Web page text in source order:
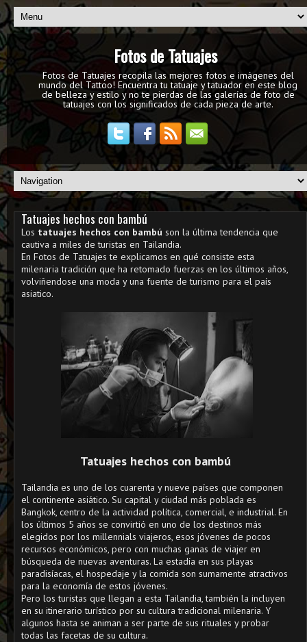
Fotos de Tatuajes
Fotos de Tatuajes recopila las mejores fotos e imágenes del
mundo del Tattoo! Encuentra tu tatuaje y tatuador en este blog
de belleza y estilo y no te pierdas de las galerías de foto de
tatuajes con los significados de cada pieza de arte.
Tatuajes hechos con bambú
Los tatuajes hechos con bambú son la última tendencia que
cautiva a miles de turistas en Tailandia.
En Fotos de Tatuajes te explicamos en qué consiste esta
milenaria tradición que ha retomado fuerzas en los últimos años,
volviñendose una moda y una fuente de turismo para el país
asiatico.
Tatuajes hechos con bambú
Tailandia es uno de los cuarenta y nueve países que componen
el continente asiático. Su capital y ciudad más poblada es
Bangkok, centro de la actividad política, comercial, e industrial. En
los últimos 5 años se convirtió en uno de los destinos más
elegidos por los millennials viajeros, esos jóvenes de pocos
recursos económicos, pero con muchas ganas de viajer en
búsqueda de nuevas aventuras. La estadía en sus playas
paradisíacas, el hospedaje y la comida son sumamente atractivos
para la economía de estos jóvenes.
Pero los turistas que llegan a esta Tailandia, también la incluyen
en su itinerario turístico por su cultura tradicional milenaria. Y
algunos hasta se animan a ser parte de sus rituales y probar
todas las facetas de su cultura.